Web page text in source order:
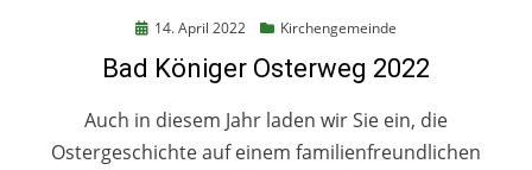
Posted14. April 2022 Kirchengemeinde
Bad Königer Osterweg 2022
Auch in diesem Jahr laden wir Sie ein, die
Ostergeschichte auf einem familienfreundlichen